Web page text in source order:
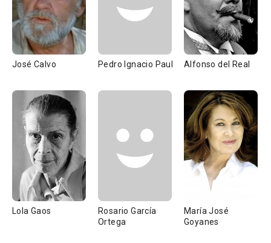
José Calvo Pedro Ignacio Paul Alfonso del Real
Lola Gaos
Rosario García
Ortega
María José
Goyanes